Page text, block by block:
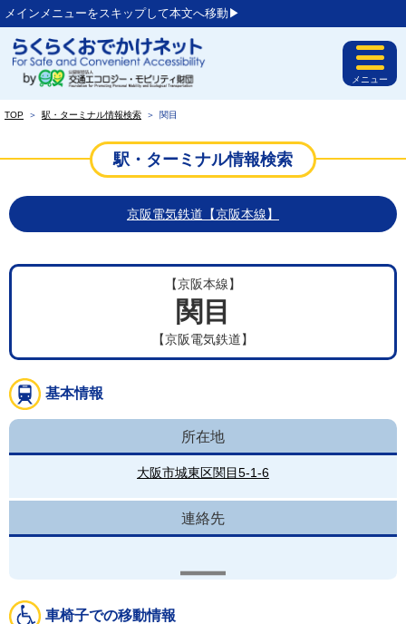
メインメニューをスキップして本文へ移動▶︎
メニュー
TOP ＞ 駅・ターミナル情報検索 ＞ 関目
駅・ターミナル情報検索
京阪電気鉄道【京阪本線】
【京阪本線】
関目
【京阪電気鉄道】
基本情報
所在地
大阪市城東区関目5-1-6
連絡先
車椅子での移動情報